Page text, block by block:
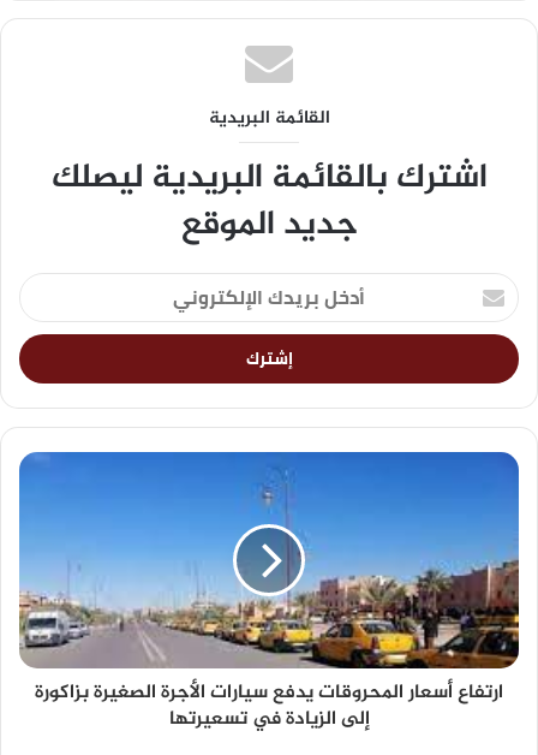
القائمة البريدية
اشترك بالقائمة البريدية ليصلك
جديد الموقع
ارتفاع أسعار المحروقات يدفع سيارات الأجرة الصغيرة بزاكورة
إلى الزيادة في تسعيرتها